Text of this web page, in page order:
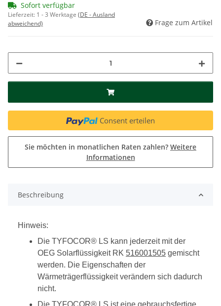
Sofort verfügbar
Lieferzeit: 1 - 3 Werktage (DE - Ausland
abweichend)
Frage zum Artikel
Consent erteilen
Sie möchten in monatlichen Raten zahlen? Weitere
Informationen
Beschreibung
Hinweis:
Die TYFOCOR® LS kann jederzeit mit der
OEG Solarflüssigkeit RK 516001505 gemischt
werden. Die Eigenschaften der
Wärmeträgerflüssigkeit verändern sich dadurch
nicht.
Die TYFOCOR® LS ist eine gebrauchsfertige